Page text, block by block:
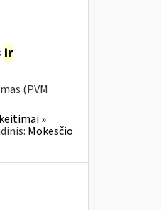
ir
(PVM
»
Mokesčio